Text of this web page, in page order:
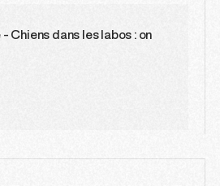
Chiens dans les labos : on